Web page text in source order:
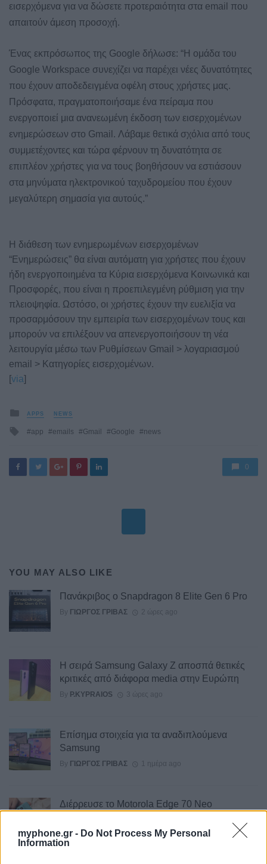
myphone.gr - Do Not Process My Personal
Information
εισερχόμενα για να δώσετε προτεραιότητα στα email που
απαιτούν άμεση προσοχή.
Ένας εκπρόσωπος της Google δήλωσε: “Η ομάδα του
Google Workspace συνεχίζει να παρέχει νέες δυνατότητες
που έχουν αποδεδειγμένα οφέλη στους χρήστες μας.
Πρόσφατα, πραγματοποιήσαμε ένα πείραμα που
ενεργοποιεί μια ανανεωμένη έκδοση των εισερχομένων
ενημερώσεων στο Gmail. Λάβαμε θετικά σχόλια από τους
συμμετέχοντες και τώρα φέρνουν τη δυνατότητα σε
επιπλέον χρήστες για να τους βοηθήσουν να εστιάσουν
στα μηνύματα ηλεκτρονικού ταχυδρομείου που έχουν
μεγαλύτερη σημασία για αυτούς.”
Η διάθεση των ενημερωμένων εισερχομένων
“Ενημερώσεις” θα είναι αυτόματη για χρήστες που έχουν
ήδη ενεργοποιημένα τα Κύρια εισερχόμενα Κοινωνικά και
Προσφορές, που είναι η προεπιλεγμένη ρύθμιση για την
πλειοψηφία. Ωστόσο, οι χρήστες έχουν την ευελιξία να
προσαρμόσουν την εμπειρία των εισερχομένων τους και
μπορούν να επιλέξουν να απενεργοποιήσουν τη νέα
λειτουργία μέσω των Ρυθμίσεων Gmail > λογαριασμού
email > Κατηγορίες εισερχομένων.
[via]
Posted
APPS NEWS
Tagged
app emails Gmail Google news
0
YOU MAY ALSO LIKE
Πανάκριβος ο Snapdragon 8 Elite Gen 6 Pro
By ΓΙΏΡΓΟΣ ΓΡΊΒΑΣ 2 ώρες ago
Η σειρά Samsung Galaxy Z αποσπά θετικές
κριτικές από διάφορα media στην Ευρώπη
By P.KYPRAIOS 3 ώρες ago
Επίσημα στοιχεία για τα αναδιπλούμενα
Samsung
By ΓΙΏΡΓΟΣ ΓΡΊΒΑΣ 1 ημέρα ago
Διέρρευσε το Motorola Edge 70 Neo